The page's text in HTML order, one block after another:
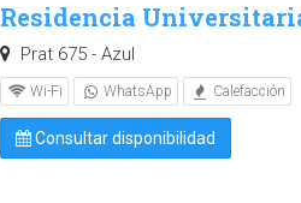
Residencia
Prat 675 - Azul
Wi-Fi WhatsApp Calefacción
Consultar disponibilidad